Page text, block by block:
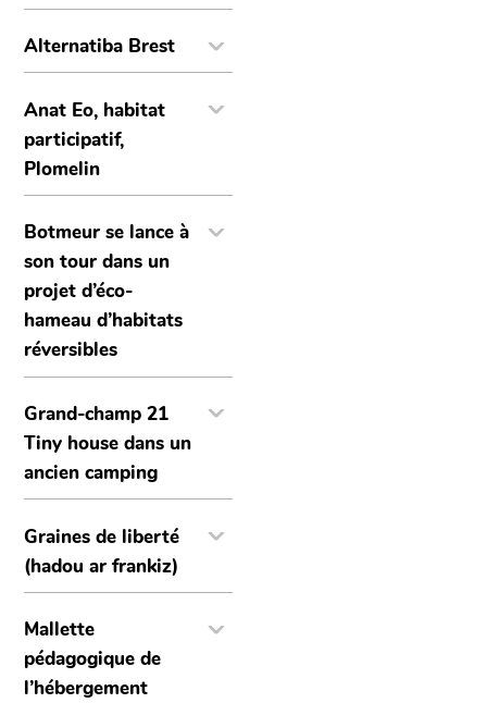
Alternatiba Brest
Anat Eo, habitat
participatif,
Plomelin
Botmeur se lance à
son tour dans un
projet d’éco-
hameau d’habitats
réversibles
Grand-champ 21
Tiny house dans un
ancien camping
Graines de liberté
(hadou ar frankiz)
Mallette
pédagogique de
l’hébergement